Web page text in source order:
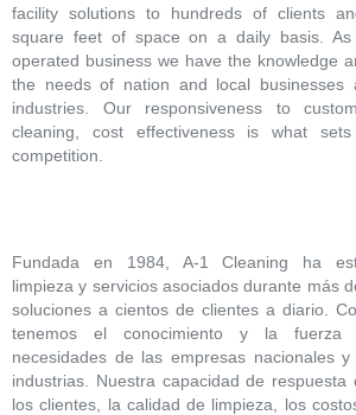
facility solutions to hundreds of clients
square feet of space on a daily basis.
operated business we have the knowledge
the needs of nation and local businesses
industries. Our responsiveness to
cleaning, cost effectiveness is what
competition.
Fundada en 1984, A-1 Cleaning ha
limpieza y servicios asociados durante más
soluciones a cientos de clientes a diario.
tenemos el conocimiento y la fuerza
necesidades de las empresas nacionales
industrias. Nuestra capacidad de respuesta
los clientes, la calidad de limpieza, los